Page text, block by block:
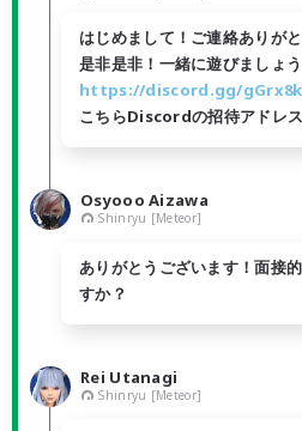
はじめまして！ご連絡ありが
是非是非！一緒に遊びましょ
https://discord.gg/
こちらDiscordの招待アドレス
Osyooo Aizawa
Shinryu [Meteor]
ありがとうございます！面接
すか？
Rei Utanagi
Shinryu [Meteor]